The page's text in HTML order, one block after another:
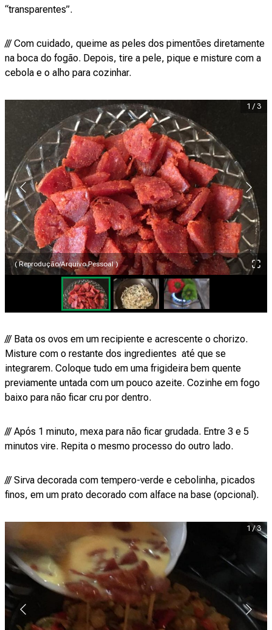
“transparentes”.
/// Com cuidado, queime as peles dos pimentões diretamente
na boca do fogão. Depois, tire a pele, pique e misture com a
cebola e o alho para cozinhar.
( Reprodução/Arquivo Pessoal )
1 /3
/// Bata os ovos em um recipiente e acrescente o chorizo.
Misture com o restante dos ingredientes até que se
integrarem. Coloque tudo em uma frigideira bem quente
previamente untada com um pouco azeite. Cozinhe em fogo
baixo para não ficar cru por dentro.
/// Após 1 minuto, mexa para não ficar grudada. Entre 3 e 5
minutos vire. Repita o mesmo processo do outro lado.
/// Sirva decorada com tempero-verde e cebolinha, picados
finos, em um prato decorado com alface na base (opcional).
1/3